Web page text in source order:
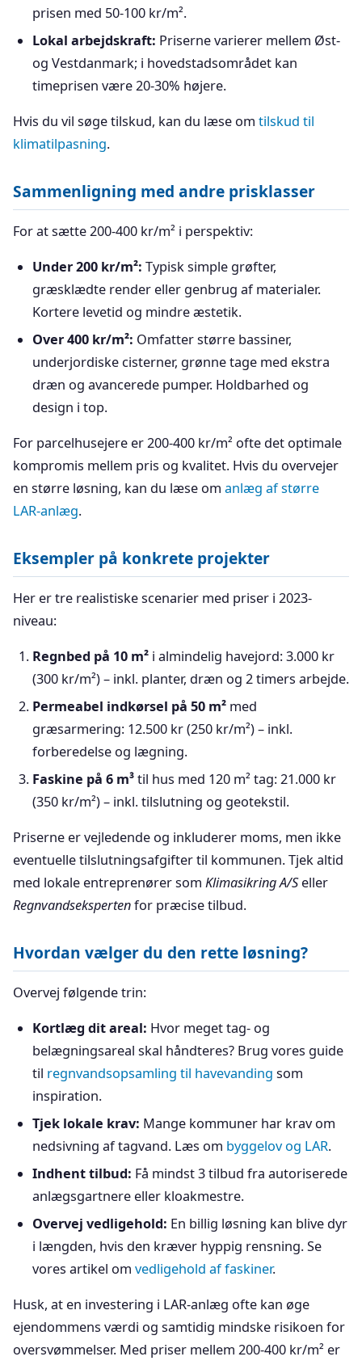
prisen med 50-100 kr/m².
Lokal arbejdskraft: Priserne varierer mellem Øst-
og Vestdanmark; i hovedstadsområdet kan
timeprisen være 20-30% højere.
Hvis du vil søge tilskud, kan du læse om tilskud til
klimatilpasning.
Sammenligning med andre prisklasser
For at sætte 200-400 kr/m² i perspektiv:
Under 200 kr/m²: Typisk simple grøfter,
græsklædte render eller genbrug af materialer.
Kortere levetid og mindre æstetik.
Over 400 kr/m²: Omfatter større bassiner,
underjordiske cisterner, grønne tage med ekstra
dræn og avancerede pumper. Holdbarhed og
design i top.
For parcelhusejere er 200-400 kr/m² ofte det optimale
kompromis mellem pris og kvalitet. Hvis du overvejer
en større løsning, kan du læse om anlæg af større
LAR-anlæg.
Eksempler på konkrete projekter
Her er tre realistiske scenarier med priser i 2023-
niveau:
Regnbed på 10 m² i almindelig havejord: 3.000 kr
(300 kr/m²) – inkl. planter, dræn og 2 timers arbejde.
Permeabel indkørsel på 50 m² med
græsarmering: 12.500 kr (250 kr/m²) – inkl.
forberedelse og lægning.
Faskine på 6 m³til hus med 120 m² tag: 21.000 kr
(350 kr/m²) – inkl. tilslutning og geotekstil.
Priserne er vejledende og inkluderer moms, men ikke
eventuelle tilslutningsafgifter til kommunen. Tjek altid
med lokale entreprenører som Klimasikring A/Seller
Regnvandsekspertenfor præcise tilbud.
Hvordan vælger du den rette løsning?
Overvej følgende trin:
Kortlæg dit areal: Hvor meget tag- og
belægningsareal skal håndteres? Brug vores guide
til regnvandsopsamling til havevanding som
inspiration.
Tjek lokale krav: Mange kommuner har krav om
nedsivning af tagvand. Læs om byggelov og LAR.
Indhent tilbud: Få mindst 3 tilbud fra autoriserede
anlægsgartnere eller kloakmestre.
Overvej vedligehold: En billig løsning kan blive dyr
i længden, hvis den kræver hyppig rensning. Se
vores artikel om vedligehold af faskiner.
Husk, at en investering i LAR-anlæg ofte kan øge
ejendommens værdi og samtidig mindske risikoen for
oversvømmelser. Med priser mellem 200-400 kr/m² er